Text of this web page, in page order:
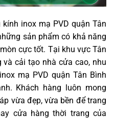
inox mạ PVD quận Tân
sản phẩm có khả năng
cực tốt. Tại khu vực Tân
cải tạo nhà cửa cao, nhu
mạ PVD quận Tân Bình
Khách hàng luôn mong
vừa đẹp, vừa bền để trang
cửa hàng thời trang của